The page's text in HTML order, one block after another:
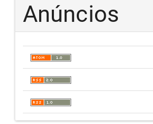
Anúncios